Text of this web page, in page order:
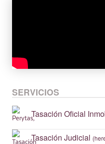
SERVICIOS
Tasación Oficial
Tasación Judicial